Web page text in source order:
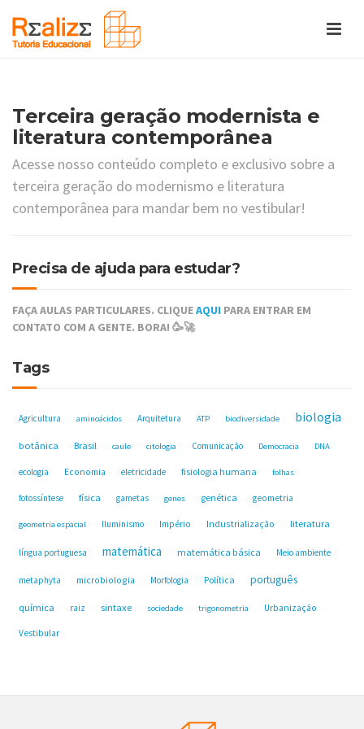
Terceira geração modernista e
literatura contemporânea
Acesse nosso conteúdo completo e exclusivo sobre a
terceira geração do modernismo e literatura
contemporânea para mandar bem no vestibular!
Precisa de ajuda para estudar?
FAÇA AULAS PARTICULARES. CLIQUEAQUI PARA ENTRAR EM
CONTATO COM A GENTE. BORA! 🥳🚀
Tags
Agricultura aminoácidos Arquitetura ATP biodiversidade biologia
botânica Brasil caule citologia Comunicação Democracia DNA
ecologia Economia eletricidade fisiologia humana folhas
fotossíntese física gametas genes genética geometria
geometria espacial Iluminismo Império Industrialização literatura
língua portuguesa matemática matemática básica Meio ambiente
metaphyta microbiologia Morfologia Política português
química raiz sintaxe sociedade trigonometria Urbanização
Vestibular